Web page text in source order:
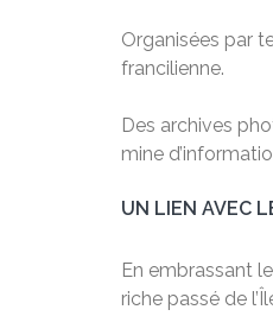
Organisées par
francilienne.
Des archives
mine
UN LIEN AVEC
En embrassant
riche passé de